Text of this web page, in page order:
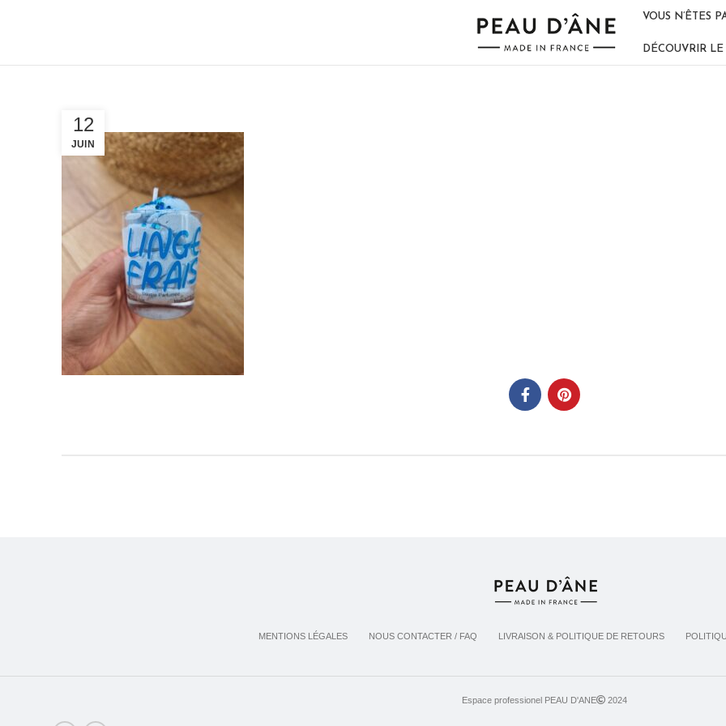
VOUS N’ÊTES
DÉCOUVRIR
12
JUIN
MENTIONS LÉGALES NOUS CONTACTER / FAQ LIVRAISON & POLITIQUE DE RETOURS
Espace professionel PEAU D'ANE 2024